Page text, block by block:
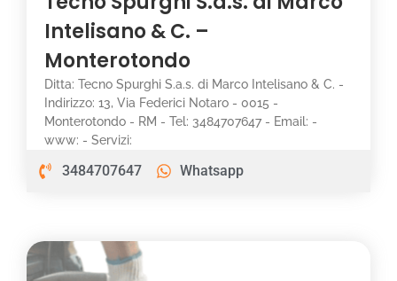
Intelisano & C. –
Monterotondo
Ditta: Tecno Spurghi S.a.s. di Marco Intelisano & C. -
Indirizzo: 13, Via Federici Notaro - 0015 -
Monterotondo - RM - Tel: 3484707647 - Email: -
www: - Servizi:
3484707647 Whatsapp